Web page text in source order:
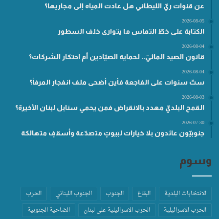
عن قنوات ريّ الليطاني هل عادت المياه إلى مجاريها؟
2026-08-05
الكتابة على خطّ التماس ما يتوارى خلف السطور
2026-08-04
قانون الصيد المائيّ.. لحماية الصيّادين أم احتكار الشركات؟
2026-08-04
ستّ سنوات على الفاجعة فأين أضحى ملف انفجار المرفأ؟
2026-08-03
القمح البلديّ مهدد بالانقراض فمن يحمي سنابل لبنان الأخيرة؟
2026-07-30
جنوبيّون عائدون بلا خيارات لبيوتٍ متصدّعة وأسقفٍ متهالكة
وسوم
الانتخابات البلدية البقاع الجنوب الجنوب اللبناني
الحرب
الحرب الاسرائيلية
الحرب الاسرائيلية على لبنان الضاحية الجنوبية